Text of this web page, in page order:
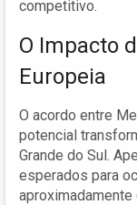
competitivo.
O Impacto
Europeia
O acordo entre
potencial
Grande do Sul.
esperados para